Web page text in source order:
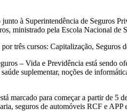
à Superintendência de Seguros
ministrado pela Escola Nacional de
três cursos: Capitalização,
– Vida e Previdência está sendo
suplementar, noções de
marcado para começar a partir de
seguros de automóveis RCF e APP